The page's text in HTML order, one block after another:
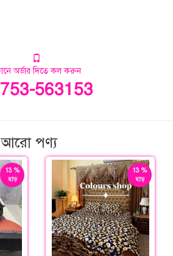
অর্ডার দিতে কল করুন
563153
পণ্য
13 %
ছাড়
13 %
ছাড়